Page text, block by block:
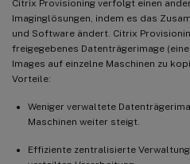
Citrix Provisioning verfolgt einen
Imaginglösungen, indem es das
und Software ändert. Citrix
freigegebenes Datenträgerimage
Images auf einzelne Maschinen zu
Vorteile:
Weniger verwaltete
Maschinen weiter steigt.
Effiziente zentralisierte